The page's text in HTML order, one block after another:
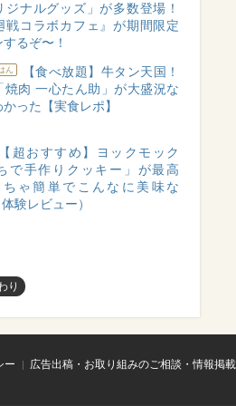
ジナルグッズ」が多数登場！
戦コラボカフェ』が期間限定
るぞ〜！
ん
【食べ放題】牛タン天国！
焼肉 一心たん助」が大盛況な
った【実食レポ】
【超おすすめ】ヨックモック
で手作りクッキー」が最高
ちゃ簡単でこんなに美味な
験レビュー）
り
ー
広告出稿・お取り組みのご相談・情報掲